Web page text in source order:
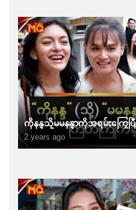
ကိုနန္ဒသို့မမနန္ဒာကိုအရမ်းကြွ
2 years ago